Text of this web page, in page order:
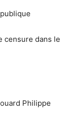
censure dans le
Philippe